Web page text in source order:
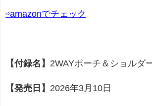
⇨amazonでチェック
【付録名】 2WAYポーチ＆ショルダ
【発売日】 2026年3月10日